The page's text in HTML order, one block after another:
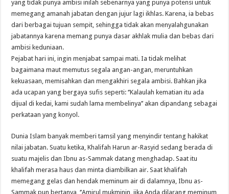
yang tidak punya ambisi inilah sebenarnya yang punya potensi untuk
memegang amanah jabatan dengan jujur lagi ikhlas. Karena, ia bebas
dari berbagai tujuan sempit, sehingga tidak akan menyalahgunakan
jabatannya karena memang punya dasar akhlak mulia dan bebas dari
ambisi keduniaan.
Pejabat hari ini, ingin menjabat sampai mati. Ia tidak melihat
bagaimana maut memutus segala angan-angan, meruntuhkan
kekuasaan, memisahkan dan mengakhiri segala ambisi. Bahkan jika
ada ucapan yang bergaya sufis seperti: ‘’Kalaulah kematian itu ada
dijual di kedai, kami sudah lama membelinya’’ akan dipandang sebagai
perkataan yang konyol.
Dunia Islam banyak memberi tamsil yang menyindir tentang hakikat
nilai jabatan. Suatu ketika, Khalifah Harun ar-Rasyid sedang berada di
suatu majelis dan Ibnu as-Sammak datang menghadap. Saat itu
khalifah merasa haus dan minta diambilkan air. Saat khalifah
memegang gelas dan hendak meminum air di dalamnya, Ibnu as-
Sammak pun bertanya, ‘’Amirul mukminin, jika Anda dilarang meminum